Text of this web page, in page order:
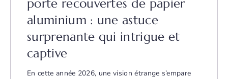
porte recouvertes de papier
aluminium : une astuce
surprenante qui intrigue et
captive
En cette année 2026, une vision étrange s’empare